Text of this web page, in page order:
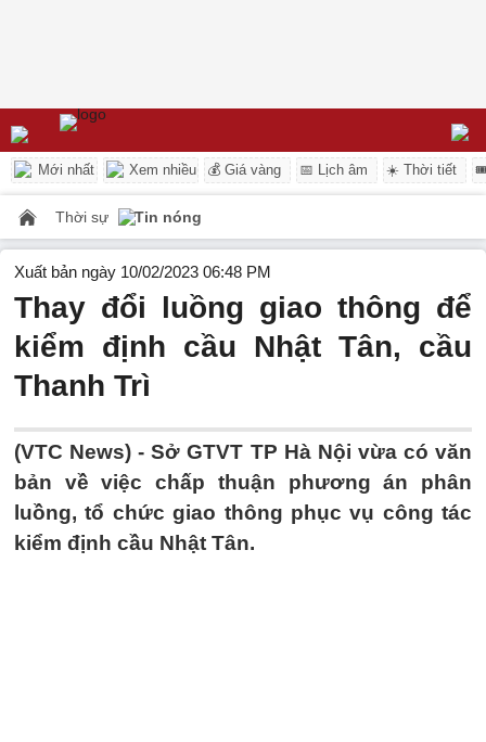
Mới nhất Xem nhiều 💰 Giá vàng 📅 Lịch âm ☀️ Thời tiết
Thời sự Tin nóng
Xuất bản ngày 10/02/2023 06:48 PM
Thay đổi luồng giao thông để
kiểm định cầu Nhật Tân, cầu
Thanh Trì
(VTC News) -Sở GTVT TP Hà Nội vừa có văn
bản về việc chấp thuận phương án phân
luồng, tổ chức giao thông phục vụ công tác
kiểm định cầu Nhật Tân.